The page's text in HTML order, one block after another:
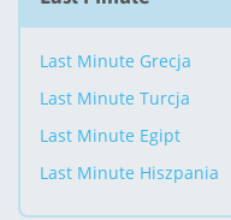
Last Minute Grecja
Last Minute Turcja
Last Minute Egipt
Last Minute Hiszpania